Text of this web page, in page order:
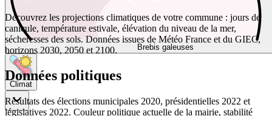
Brebis galeuses
Climat
Découvrez les projections climatiques de votre commune : jours de
canicule, température estivale, élévation du niveau de la mer,
sécheresses des sols. Données issues de Météo France et du GIEC,
horizons 2030, 2050 et 2100.
Données politiques
Résultats des élections municipales 2020, présidentielles 2022 et
législatives 2022. Couleur politique actuelle de la mairie, stabilité